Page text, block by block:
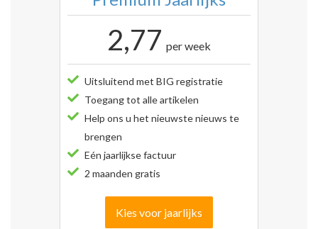
2,77 per week
Uitsluitend met BIG registratie
Toegang tot alle artikelen
Help ons u het nieuwste nieuws te
brengen
Eén jaarlijkse factuur
2 maanden gratis
Kies voor jaarlijks